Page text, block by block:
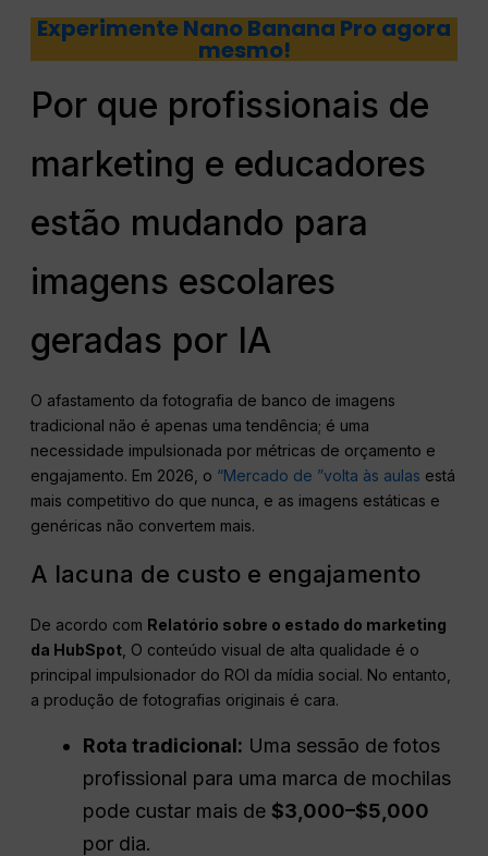
Experimente Nano Banana Pro agora
mesmo!
Por que profissionais de
marketing e educadores
estão mudando para
imagens escolares
geradas por IA
O afastamento da fotografia de banco de imagens
tradicional não é apenas uma tendência; é uma
necessidade impulsionada por métricas de orçamento e
engajamento. Em 2026, o “Mercado de ”volta às aulas está
mais competitivo do que nunca, e as imagens estáticas e
genéricas não convertem mais.
A lacuna de custo e engajamento
De acordo com Relatório sobre o estado do marketing
da HubSpot , O conteúdo visual de alta qualidade é o
principal impulsionador do ROI da mídia social. No entanto,
a produção de fotografias originais é cara.
Rota tradicional: Uma sessão de fotos
profissional para uma marca de mochilas
pode custar mais de$3,000–$5,000
por dia.